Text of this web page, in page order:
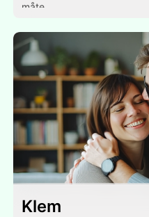
måte.
Klem